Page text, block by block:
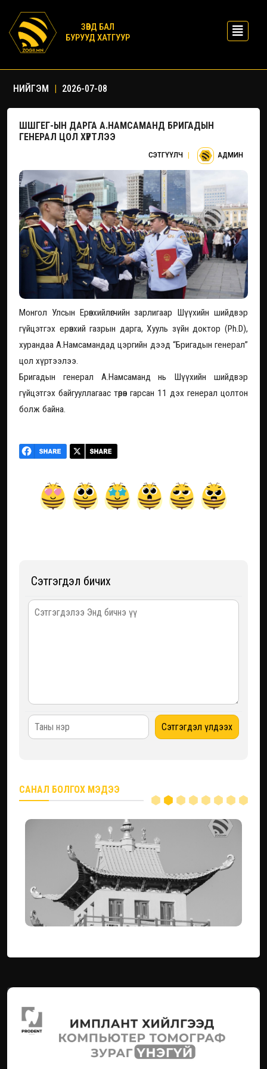
ЗӨВД БАЛ
БУРУУД ХАТГУУР
НИЙГЭМ | 2026-07-08
ШШГЕГ-ЫН ДАРГА А.НАМСАМАНД БРИГАДЫН
ГЕНЕРАЛ ЦОЛ ХҮРТЛЭЭ
СЭТГҮҮЛЧ | АДМИН
Монгол Улсын Ерөнхийлөгчийн зарлигаар Шүүхийн шийдвэр
гүйцэтгэх ерөнхий газрын дарга, Хууль зүйн доктор (Ph.D),
хурандаа А.Намсамандад цэргийн дээд “Бригадын генерал”
цол хүртээлээ.
Бригадын генерал А.Намсаманд нь Шүүхийн шийдвэр
гүйцэтгэх байгууллагаас төрөн гарсан 11 дэх генерал цолтон
болж байна.
Сэтгэгдэл бичих
САНАЛ БОЛГОХ МЭДЭЭ